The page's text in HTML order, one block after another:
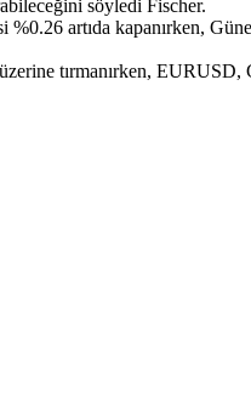
söyledi Fischer.
%0.26 artıda kapanırken,
tırmanırken,